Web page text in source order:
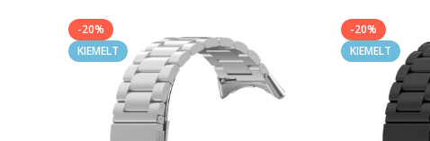
-20%
KIEMELT
-20%
KIEMELT